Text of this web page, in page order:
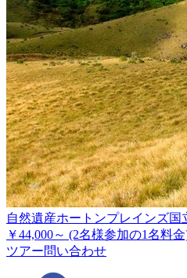
自然遺産ホートンプレインズ国
￥44,000～ (2名様参加の1名料
ツアー問い合わせ